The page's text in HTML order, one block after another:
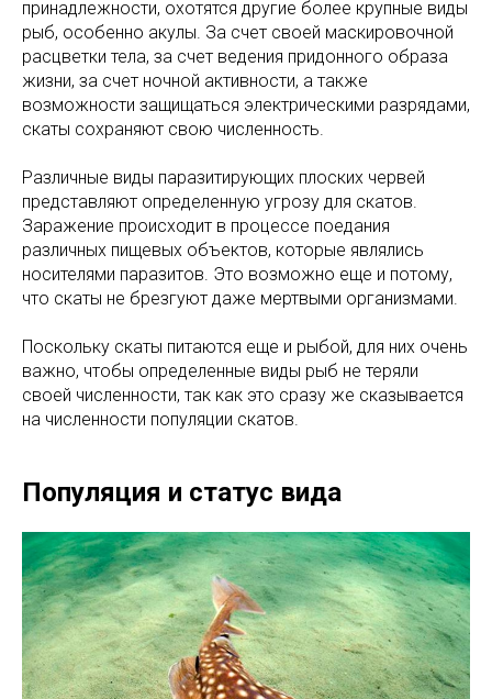
принадлежности, охотятся другие более крупные виды
рыб, особенно акулы. За счет своей маскировочной
расцветки тела, за счет ведения придонного образа
жизни, за счет ночной активности, а также
возможности защищаться электрическими разрядами,
скаты сохраняют свою численность.
Различные виды паразитирующих плоских червей
представляют определенную угрозу для скатов.
Заражение происходит в процессе поедания
различных пищевых объектов, которые являлись
носителями паразитов. Это возможно еще и потому,
что скаты не брезгуют даже мертвыми организмами.
Поскольку скаты питаются еще и рыбой, для них очень
важно, чтобы определенные виды рыб не теряли
своей численности, так как это сразу же сказывается
на численности популяции скатов.
Популяция и статус вида